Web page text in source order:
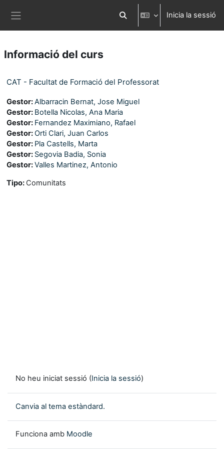
Commuta l'entrada de la cerca
Inicia la sessió
Informació del curs
CAT - Facultat de Formació del Professorat
Gestor:Albarracin Bernat, Jose Miguel
Gestor: Botella Nicolas, Ana Maria
Gestor: Fernandez Maximiano, Rafael
Gestor:Orti Clari, Juan Carlos
Gestor: Pla Castells, Marta
Gestor: Segovia Badia, Sonia
Gestor:Valles Martinez, Antonio
Tipo: Comunitats
No heu iniciat sessió (Inicia la sessió)
Canvia al tema estàndard.
Funciona amb Moodle